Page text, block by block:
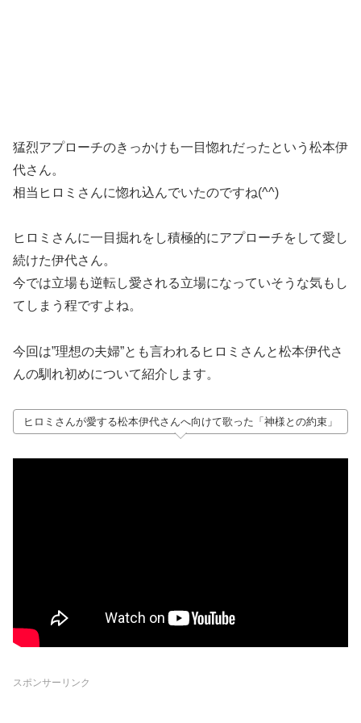
猛烈アプローチのきっかけも一目惚れだったという松本伊
代さん。
相当ヒロミさんに惚れ込んでいたのですね(^^)
ヒロミさんに一目掘れをし積極的にアプローチをして愛し
続けた伊代さん。
今では立場も逆転し愛される立場になっていそうな気もし
てしまう程ですよね。
今回は”理想の夫婦”とも言われるヒロミさんと松本伊代さ
んの馴れ初めについて紹介します。
ヒロミさんが愛する松本伊代さんへ向けて歌った「神様との約束」
スポンサーリンク